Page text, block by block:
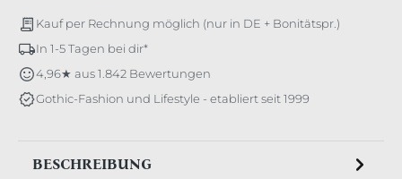
Kauf per Rechnung möglich (nur in DE + Bonitätspr.)
In 1-5 Tagen bei dir*
4,96★ aus 1.842 Bewertungen
Gothic-Fashion und Lifestyle - etabliert seit 1999
BESCHREIBUNG